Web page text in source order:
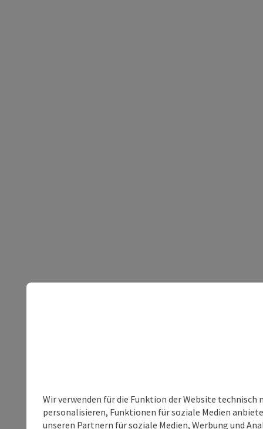
Wir verwenden für die Funktion der Website
personalisieren, Funktionen für soziale Medien
unseren Partnern für soziale Medien, Werbung und